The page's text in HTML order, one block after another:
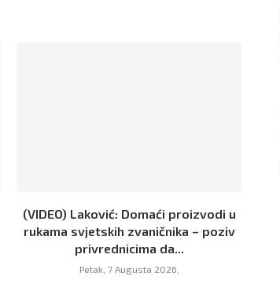
(VIDEO) Laković: Domaći proizvodi u
rukama svjetskih zvaničnika – poziv
privrednicima da...
Petak, 7 Augusta 2026,